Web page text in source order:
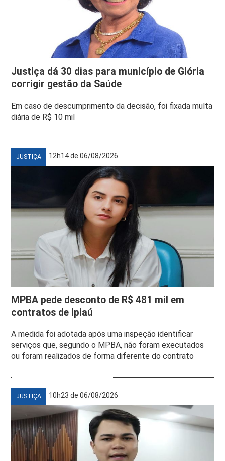
Justiça dá 30 dias para município de Glória
corrigir gestão da Saúde
Em caso de descumprimento da decisão, foi fixada multa
diária de R$ 10 mil
JUSTIÇA 12h14 de 06/08/2026
MPBA pede desconto de R$ 481 mil em
contratos de Ipiaú
A medida foi adotada após uma inspeção identificar
serviços que, segundo o MPBA, não foram executados
ou foram realizados de forma diferente do contrato
JUSTIÇA 10h23 de 06/08/2026